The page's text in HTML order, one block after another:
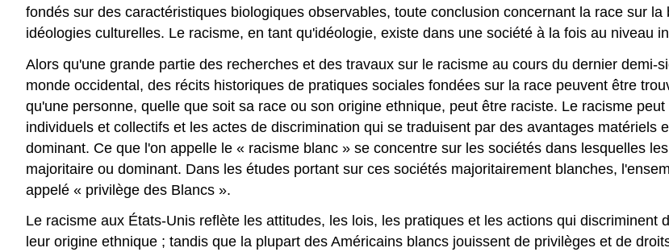
fondés sur des caractéristiques biologiques observables, toute conclusion concernant la race sur
idéologies culturelles. Le racisme, en tant qu'idéologie, existe dans une société à la fois au niveau
Alors qu'une grande partie des recherches et des travaux sur le racisme au cours du dernier
monde occidental, des récits historiques de pratiques sociales fondées sur la race peuvent être
qu'une personne, quelle que soit sa race ou son origine ethnique, peut être raciste. Le racisme
individuels et collectifs et les actes de discrimination qui se traduisent par des avantages matériels
dominant. Ce que l'on appelle le « racisme blanc » se concentre sur les sociétés dans lesquelles
majoritaire ou dominant. Dans les études portant sur ces sociétés majoritairement blanches,
appelé « privilège des Blancs ».
Le racisme aux États-Unis reflète les attitudes, les lois, les pratiques et les actions qui
leur origine ethnique ; tandis que la plupart des Américains blancs jouissent de privilèges et de